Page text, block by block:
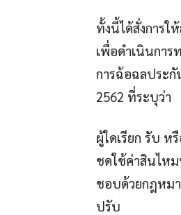
ทั้งนี้ได้สั่งการใ
เพื่อดำเนินกา
การฉ้อฉลประ
2562 ที่ระบุว่า
ผู้ใดเรียก รับ
ชดใช้ค่าสินไห
ชอบด้วยกฎหม
ปรับ